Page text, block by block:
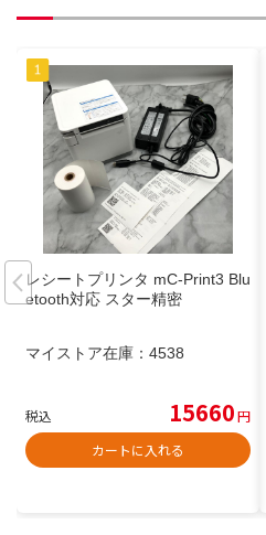
レシートプリンタ mC-Print3 Blu
etooth対応 スター精密
マイストア在庫： 4538
税込 15660円
カートに入れる